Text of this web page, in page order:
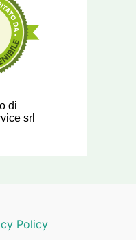
di
srl
Policy